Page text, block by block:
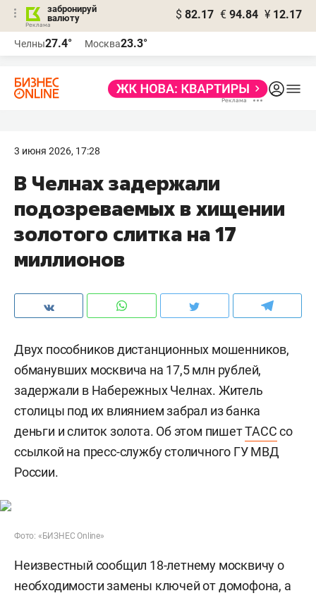
забронируй
валюту
$ 82.17 € 94.84 ¥ 12.17
Челны27.4° Москва23.3°
3 июня 2026, 17:28
В Челнах задержали
подозреваемых в хищении
золотого слитка на 17
миллионов
Двух пособников дистанционных мошенников,
обманувших москвича на 17,5 млн рублей,
задержали в Набережных Челнах. Житель
столицы под их влиянием забрал из банка
деньги и слиток золота. Об этом пишетТАССсо
ссылкой на пресс-службу столичного ГУ МВД
России.
Фото: «БИЗНЕС Online»
Неизвестный сообщил 18-летнему москвичу о
необходимости замены ключей от домофона, а